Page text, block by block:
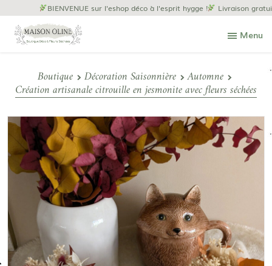
Menu
BIENVENUE sur l'eshop déco à l'esprit hygge ! Livraison gratuite à
Boutique Décoration Saisonnière Automne
Création artisanale citrouille en jesmonite avec fleurs séchées